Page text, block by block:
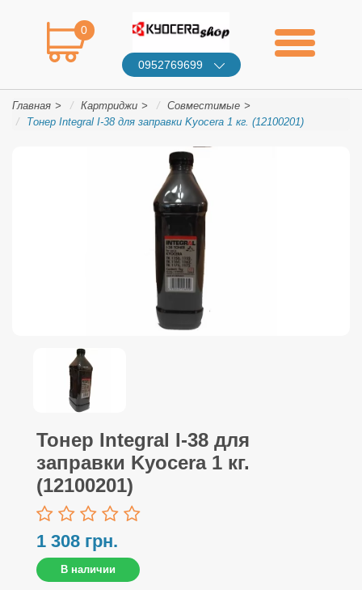
0
0952769699
Главная Картриджи
Совместимые
Тонер Integral I-38 для заправки Kyocera 1 кг. (12100201)
Тонер Integral I-38 для
заправки Kyocera 1 кг.
(12100201)
1 308 грн.
В наличии